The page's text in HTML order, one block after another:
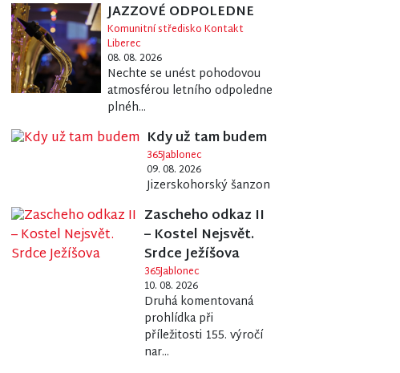
JAZZOVÉ ODPOLEDNE
Komunitní středisko Kontakt
Liberec
08. 08. 2026
Nechte se unést pohodovou
atmosférou letního odpoledne
plnéh...
Kdy už tam budem
365Jablonec
09. 08. 2026
Jizerskohorský šanzon
Zascheho odkaz II
– Kostel Nejsvět.
Srdce Ježíšova
365Jablonec
10. 08. 2026
Druhá komentovaná
prohlídka při
příležitosti 155. výročí
nar...